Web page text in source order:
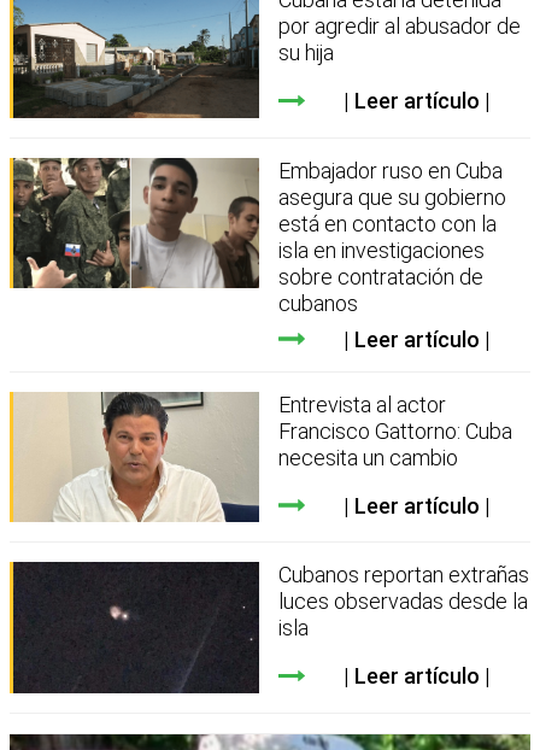
por agredir al abusador de
su hija
Leer artículo
Embajador ruso en Cuba
asegura que su gobierno
está en contacto con la
isla en investigaciones
sobre contratación de
cubanos
Leer artículo
Entrevista al actor
Francisco Gattorno: Cuba
necesita un cambio
Leer artículo
Cubanos reportan extrañas
luces observadas desde la
isla
Leer artículo